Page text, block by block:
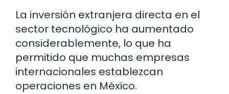
La inversión extranjera directa en el
sector tecnológico ha aumentado
considerablemente, lo que ha
permitido que muchas empresas
internacionales establezcan
operaciones en México.